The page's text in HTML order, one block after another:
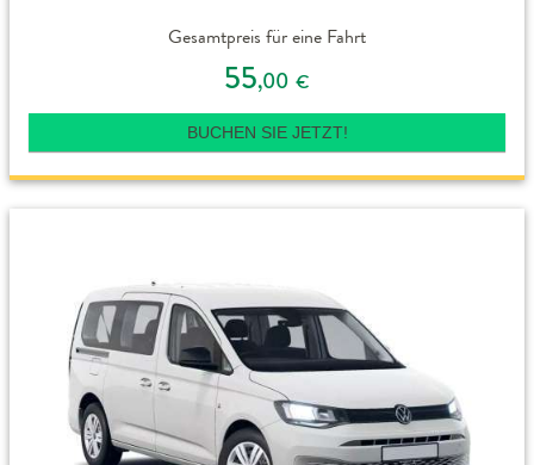
Gesamtpreis für eine Fahrt
55,00 €
BUCHEN SIE JETZT!